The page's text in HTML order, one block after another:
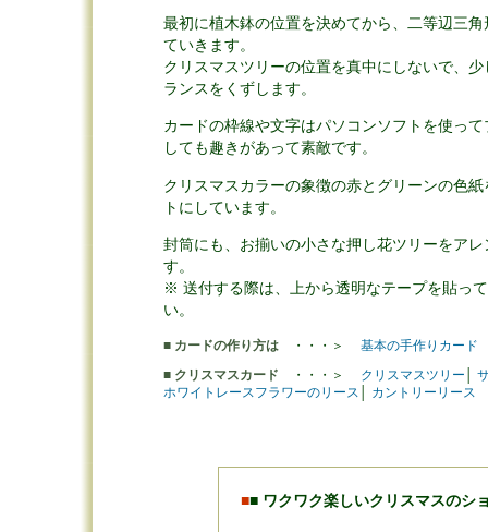
最初に植木鉢の位置を決めてから、二等辺三
ていきます。
クリスマスツリーの位置を真中にしないで、
ランスをくずします。
カードの枠線や文字はパソコンソフトを使っ
しても趣きがあって素敵です。
クリスマスカラーの象徴の赤とグリーンの色
トにしています。
封筒にも、お揃いの小さな押し花ツリーをア
す。
※ 送付する際は、上から透明なテープを貼っ
い。
■ カードの作り方は ・・・＞ 基本の手作りカード
■ クリスマスカード ・・・＞ クリスマスツリー
ホワイトレースフラワーのリース
カントリーリース
■■ ワクワク楽しいクリスマスのシ